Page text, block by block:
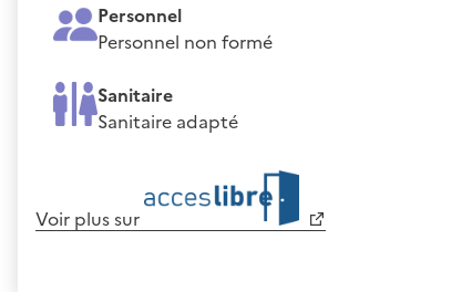
Personnel
Personnel non formé
Sanitaire
Sanitaire adapté
Voir plus sur